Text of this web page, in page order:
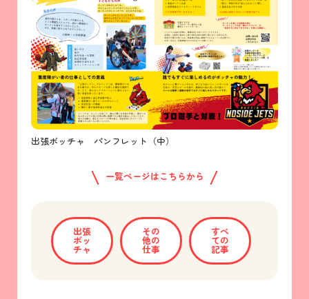
出張ボッチャ パンフレット（中）
一覧ページはこちらから
出張
ボッ
チャ
その
他の
仕事
すべ
ての
記事